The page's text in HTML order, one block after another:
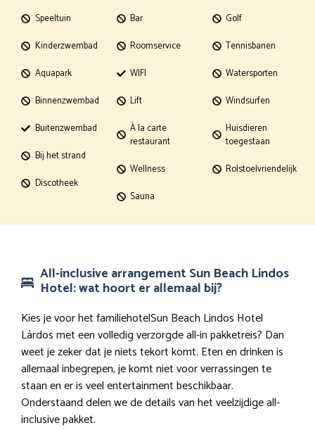
Speeltuin
Kinderzwembad
Aquapark
Binnenzwembad
Buitenzwembad
Bij het strand
Discotheek
Bar
Roomservice
WIFI
Lift
À la carte
restaurant
Wellness
Sauna
Golf
Tennisbanen
Watersporten
Windsurfen
Huisdieren
toegestaan
Rolstoelvriendelijk
All-inclusive arrangement Sun Beach Lindos
Hotel: wat hoort er allemaal bij?
Kies je voor het familiehotelSun Beach Lindos Hotel
Lárdos met een volledig verzorgde all-in pakketreis? Dan
weet je zeker dat je niets tekort komt. Eten en drinken is
allemaal inbegrepen, je komt niet voor verrassingen te
staan en er is veel entertainment beschikbaar.
Onderstaand delen we de details van het veelzijdige all-
inclusive pakket.